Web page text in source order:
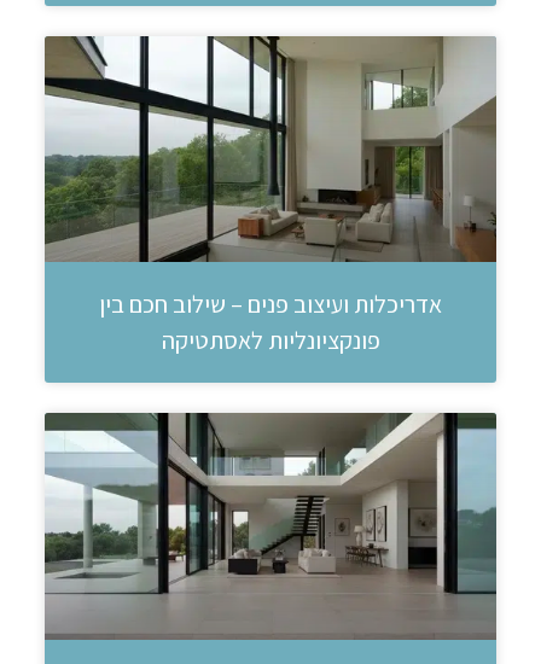
אדריכלות ועיצוב פנים – שילוב חכם בין
פונקציונליות לאסתטיקה